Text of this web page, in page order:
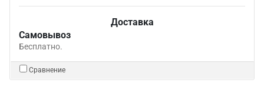
Доставка
Самовывоз
Бесплатно.
Сравнение